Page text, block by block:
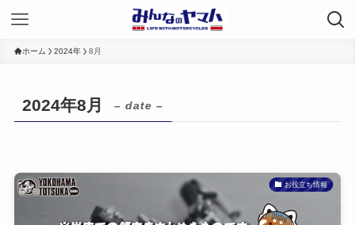
ホーム 2024年 8月
2024年8月 – date –
お役立ち情報